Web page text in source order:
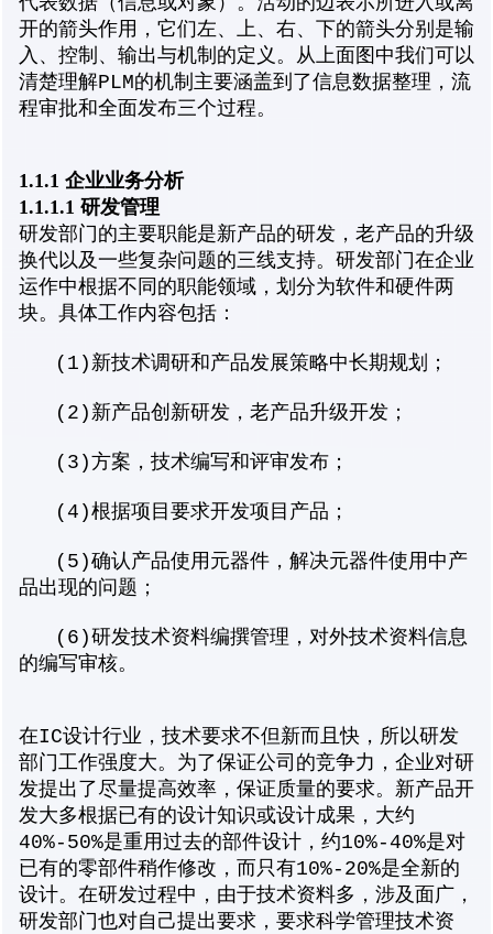
开的箭头作用，它们左、上、右、下的箭头分别是输
入、控制、输出与机制的定义。从上面图中我们可以
清楚理解PLM的机制主要涵盖到了信息数据整理，流
程审批和全面发布三个过程。
1.1.1 企业业务分析
1.1.1.1 研发管理
研发部门的主要职能是新产品的研发，老产品的升级
换代以及一些复杂问题的三线支持。研发部门在企业
运作中根据不同的职能领域，划分为软件和硬件两
块。具体工作内容包括：
(1)新技术调研和产品发展策略中长期规划；
(2)新产品创新研发，老产品升级开发；
(3)方案，技术编写和评审发布；
(4)根据项目要求开发项目产品；
(5)确认产品使用元器件，解决元器件使用中产
品出现的问题；
(6)研发技术资料编撰管理，对外技术资料信息
的编写审核。
在IC设计行业，技术要求不但新而且快，所以研发
部门工作强度大。为了保证公司的竞争力，企业对研
发提出了尽量提高效率，保证质量的要求。新产品开
发大多根据已有的设计知识或设计成果，大约
40%-50%是重用过去的部件设计，约10%-40%是对
已有的零部件稍作修改，而只有10%-20%是全新的
设计。在研发过程中，由于技术资料多，涉及面广，
研发部门也对自己提出要求，要求科学管理技术资